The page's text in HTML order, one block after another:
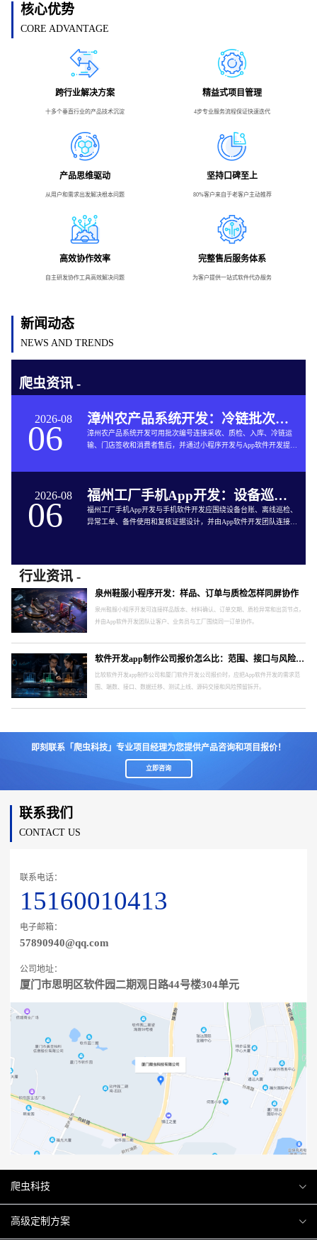
核心优势
CORE ADVANTAGE
跨行业解决方案
十多个垂直行业的产品技术沉淀
精益式项目管理
4步专业服务流程保证快速迭代
产品思维驱动
从用户和需求出发解决根本问题
坚持口碑至上
80%客户来自于老客户主动推荐
高效协作效率
自主研发协作工具高效解决问题
完整售后服务体系
为客户提供一站式软件代办服务
新闻动态
NEWS AND TRENDS
爬虫资讯 -
2026-08
06 漳州农产品系统开发：冷链批次如何连接仓储与售后
漳州农产品系统开发可用批次编号连接采收、质检、入库、冷链运
输、门店签收和消费者售后，并通过小程序开发与App软件开发提供
2026-08
06 福州工厂手机App开发：设备巡检如何兼顾离线与追责
福州工厂手机App开发与手机软件开发应围绕设备台账、离线巡检、
异常工单、备件使用和复核证据设计，并由App软件开发团队连接生
行业资讯 -
泉州鞋服小程序开发：样品、订单与质检怎样同屏协作
泉州鞋服小程序开发可连接样品版本、材料确认、订单交期、质检异常和出货节点，
并由App软件开发团队让客户、业务员与工厂围绕同一订单协作。
软件开发app制作公司报价怎么比：范围、接口与风险要分开
比较软件开发app制作公司和厦门软件开发公司报价时，应把App软件开发的需求范
围、端数、接口、数据迁移、测试上线、源码交接和风险预留拆开。
即刻联系「爬虫科技」专业项目经理为您提供产品咨询和项目报价！
立即咨询
联系我们
CONTACT US
联系电话：
15160010413
电子邮箱：
57890940@qq.com
公司地址：
厦门市思明区软件园二期观日路44号楼304单元
爬虫科技
爬虫案例
高级定制方案